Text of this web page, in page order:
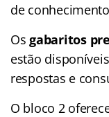
de
Osgabaritos
estão
respostas e
O bloco 2